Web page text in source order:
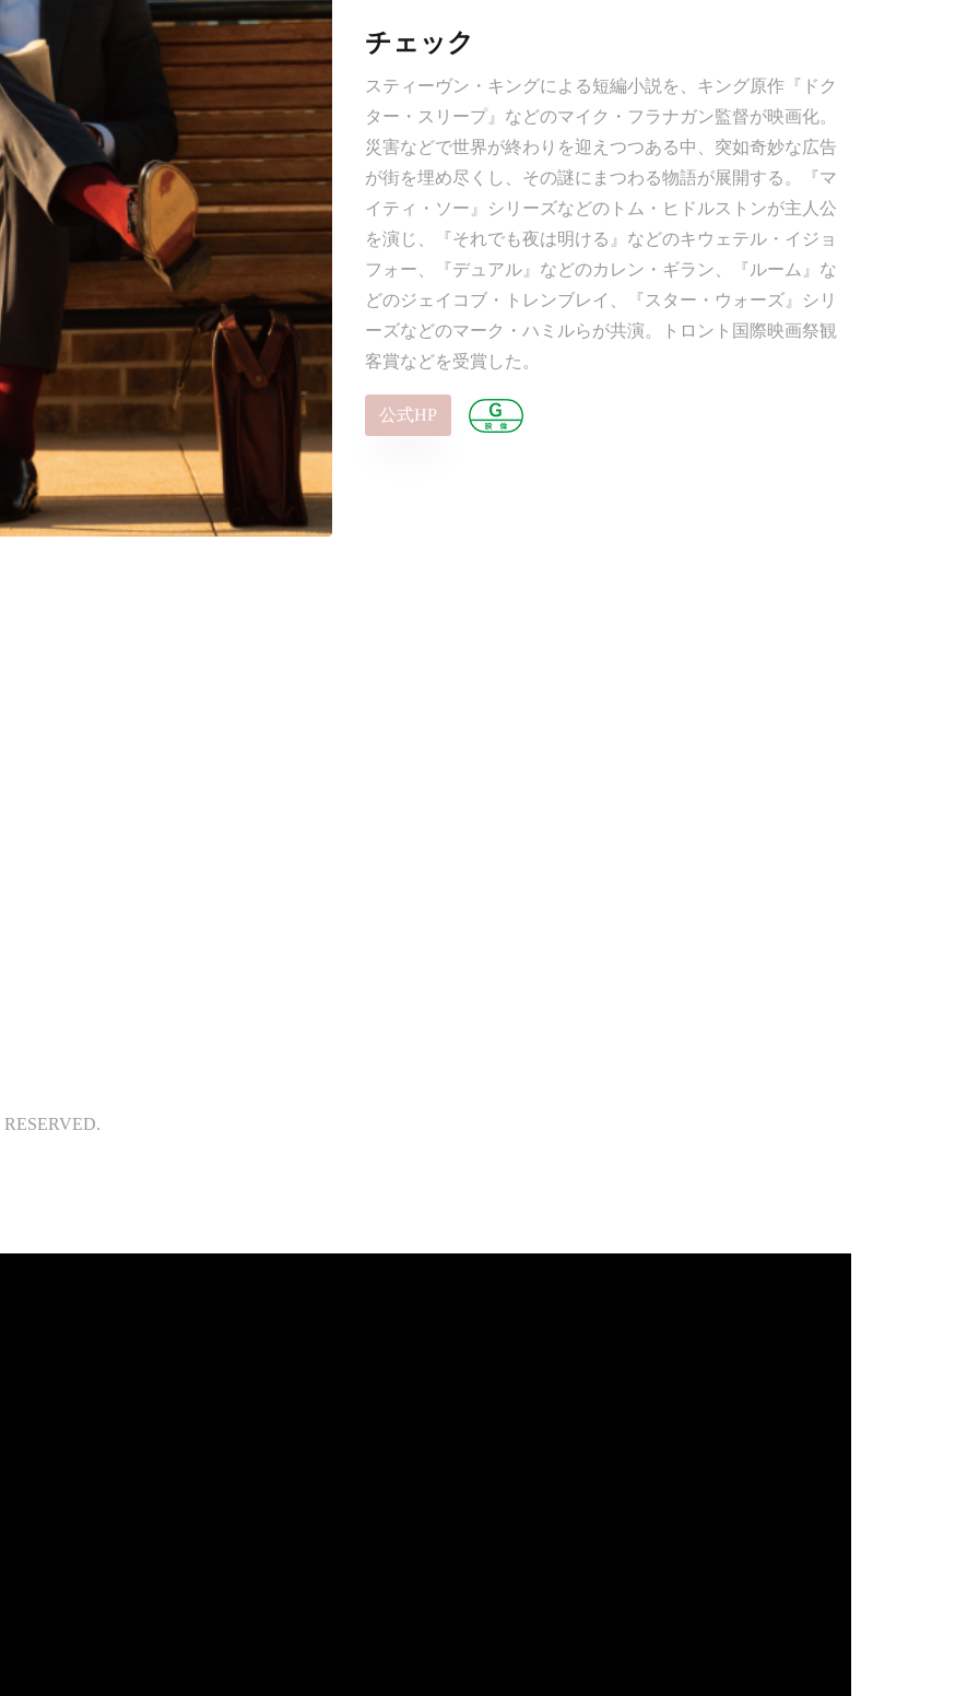
チェック
スティーヴン・キングによる短編小説を、キング原作『ドク
ター・スリープ』などのマイク・フラナガン監督が映画化。
災害などで世界が終わりを迎えつつある中、突如奇妙な広告
が街を埋め尽くし、その謎にまつわる物語が展開する。『マ
イティ・ソー』シリーズなどのトム・ヒドルストンが主人公
を演じ、『それでも夜は明ける』などのキウェテル・イジョ
フォー、『デュアル』などのカレン・ギラン、『ルーム』な
どのジェイコブ・トレンブレイ、『スター・ウォーズ』シリ
ーズなどのマーク・ハミルらが共演。トロント国際映画祭観
客賞などを受賞した。
公式HP